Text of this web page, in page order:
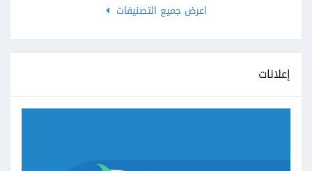
اعرض جميع التصنيفات
إعلانات